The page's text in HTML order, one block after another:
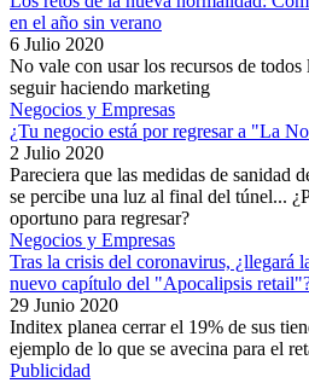
en el año sin verano
6 Julio 2020
No vale con usar los recursos de todos
seguir haciendo marketing
Negocios y Empresas
¿Tu negocio está por regresar a "La
2 Julio 2020
Pareciera que las medidas de sanidad
se percibe una luz al final del túnel...
oportuno para regresar?
Negocios y Empresas
Tras la crisis del coronavirus, ¿llegará
nuevo capítulo del "Apocalipsis
29 Junio 2020
Inditex planea cerrar el 19% de sus
ejemplo de lo que se avecina para el
Publicidad